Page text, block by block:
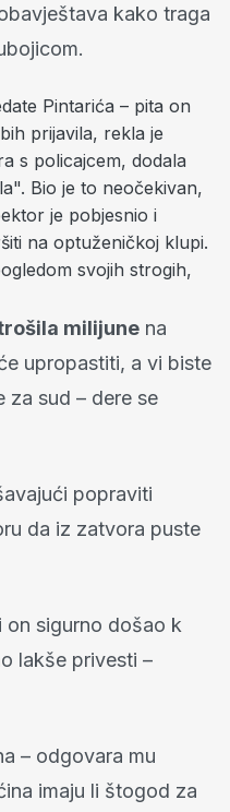
kako traga
Pintarića – pita on
prijavila, rekla je
s policajcem, dodala
Bio je to neočekivan,
je pobjesnio i
na optuženičkoj klupi.
svojih strogih,
milijune na
upropastiti, a vi biste
za sud – dere se
popraviti
da iz zatvora puste
on sigurno došao k
lakše privesti –
– odgovara mu
imaju li štogod za